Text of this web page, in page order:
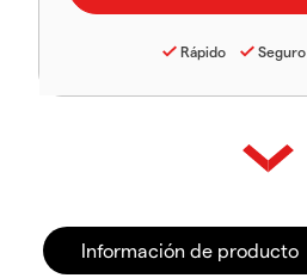
Rápido Seguro
Información de producto